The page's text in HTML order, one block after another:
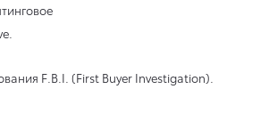
F.B.I. (First Buyer Investigation).